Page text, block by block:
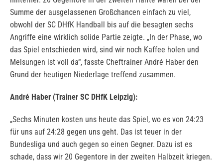
Summe der ausgelassenen Großchancen einfach zu viel,
obwohl der SC DHfK Handball bis auf die besagten sechs
Angriffe eine wirklich solide Partie zeigte. „In der Phase, wo
das Spiel entschieden wird, sind wir noch Kaffee holen und
Melsungen ist voll da“, fasste Cheftrainer André Haber den
Grund der heutigen Niederlage treffend zusammen.
André Haber (Trainer SC DHfK Leipzig):
„Sechs Minuten kosten uns heute das Spiel, wo es von 24:23
für uns auf 24:28 gegen uns geht. Das ist teuer in der
Bundesliga und auch gegen so einen Gegner. Dazu ist es
schade, dass wir 20 Gegentore in der zweiten Halbzeit kriegen.